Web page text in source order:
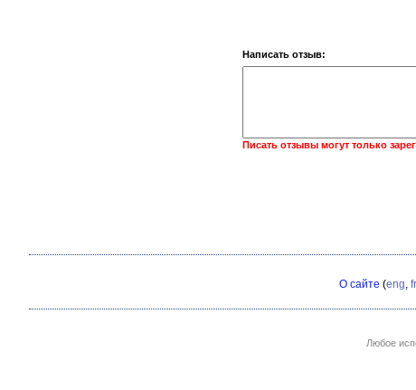
Написать отзыв:
Писать отзывы могут только
О сайте (eng,
Любое